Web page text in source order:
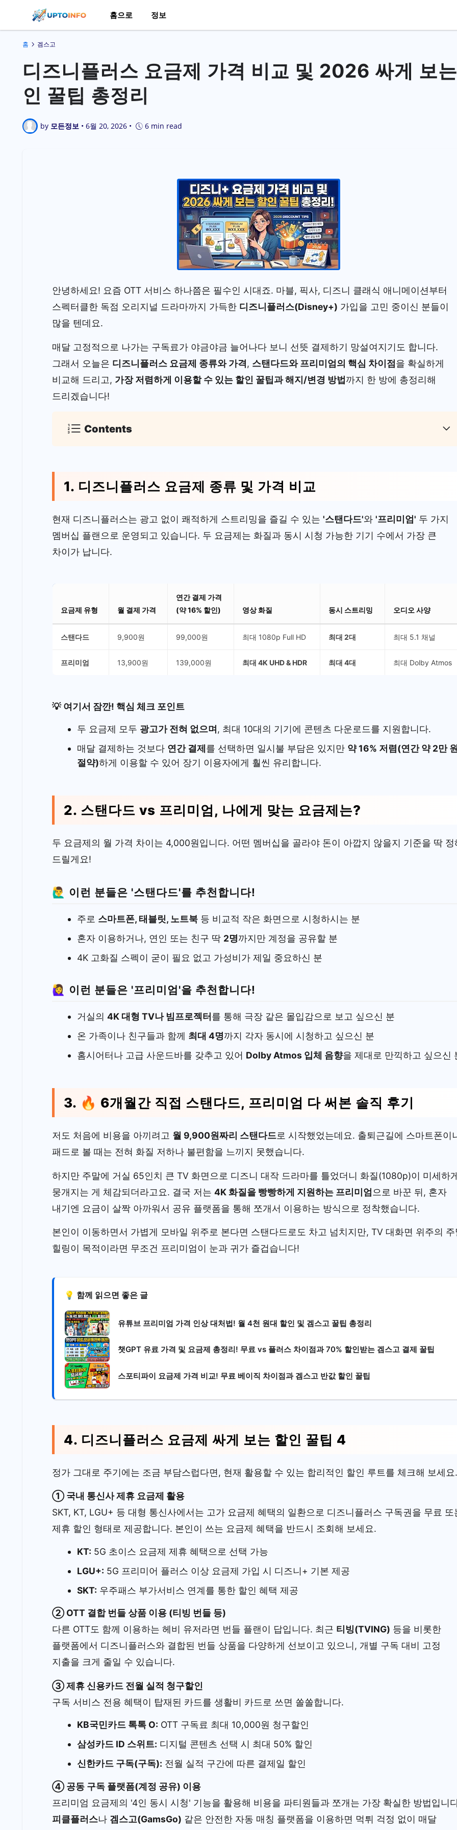
홈으로 정보
홈 겜스고
디즈니플러스 요금제 가격 비교 및 2026 싸게 보
인 꿀팁 총정리
by 모든정보 • 6월 20, 2026 • 6 min read
안녕하세요! 요즘 OTT 서비스 하나쯤은 필수인 시대죠. 마블, 픽사, 디즈니 클래식 애니메이션부터
스펙터클한 독점 오리지널 드라마까지 가득한 디즈니플러스(Disney+) 가입을 고민 중이신 분들이
많을 텐데요.
매달 고정적으로 나가는 구독료가 야금야금 늘어나다 보니 선뜻 결제하기 망설여지기도 합니다.
그래서 오늘은 디즈니플러스 요금제 종류와 가격, 스탠다드와 프리미엄의 핵심 차이점을 확실하게
비교해 드리고, 가장 저렴하게 이용할 수 있는 할인 꿀팁과 해지/변경 방법 까지 한 방에 총정리해
드리겠습니다!
Contents
1. 디즈니플러스 요금제 종류 및 가격 비교
현재 디즈니플러스는 광고 없이 쾌적하게 스트리밍을 즐길 수 있는 '스탠다드'와 '프리미엄' 두 가지
멤버십 플랜으로 운영되고 있습니다. 두 요금제는 화질과 동시 시청 가능한 기기 수에서 가장 큰
차이가 납니다.
요금제 유형 월 결제 가격
연간 결제 가격
(약 16% 할인)
영상 화질 동시 스트리밍 오디오 사양
스탠다드 9,900원 99,000원 최대 1080p Full HD 최대 2대 최대 5.1 채널
프리미엄 13,900원 139,000원 최대 4K UHD & HDR 최대 4대 최대 Dolby Atmos
💡 여기서 잠깐! 핵심 체크 포인트
두 요금제 모두 광고가 전혀 없으며 , 최대 10대의 기기에 콘텐츠 다운로드를 지원합니다.
매달 결제하는 것보다 연간 결제 를 선택하면 일시불 부담은 있지만 약 16% 저렴(연간 약 2만
절약)하게 이용할 수 있어 장기 이용자에게 훨씬 유리합니다.
2. 스탠다드 vs 프리미엄, 나에게 맞는 요금제는?
두 요금제의 월 가격 차이는 4,000원입니다. 어떤 멤버십을 골라야 돈이 아깝지 않을지 기준을 딱 정
드릴게요!
🙋‍♂️ 이런 분들은 '스탠다드'를 추천합니다!
주로 스마트폰, 태블릿, 노트북 등 비교적 작은 화면으로 시청하시는 분
혼자 이용하거나, 연인 또는 친구 딱 2명까지만 계정을 공유할 분
4K 고화질 스펙이 굳이 필요 없고 가성비가 제일 중요하신 분
🙋‍♀️ 이런 분들은 '프리미엄'을 추천합니다!
거실의4K 대형 TV나 빔프로젝터 를 통해 극장 같은 몰입감으로 보고 싶으신 분
온 가족이나 친구들과 함께 최대 4명까지 각자 동시에 시청하고 싶으신 분
홈시어터나 고급 사운드바를 갖추고 있어 Dolby Atmos 입체 음향을 제대로 만끽하고 싶으신
3. 🔥 6개월간 직접 스탠다드, 프리미엄 다 써본 솔직 후기
저도 처음에 비용을 아끼려고 월 9,900원짜리 스탠다드로 시작했었는데요. 출퇴근길에 스마트폰이
패드로 볼 때는 전혀 화질 저하나 불편함을 느끼지 못했습니다.
하지만 주말에 거실 65인치 큰 TV 화면으로 디즈니 대작 드라마를 틀었더니 화질(1080p)이 미세하
뭉개지는 게 체감되더라고요. 결국 저는 4K 화질을 빵빵하게 지원하는 프리미엄 으로 바꾼 뒤, 혼자
내기엔 요금이 살짝 아까워서 공유 플랫폼을 통해 쪼개서 이용하는 방식으로 정착했습니다.
본인이 이동하면서 가볍게 모바일 위주로 본다면 스탠다드로도 차고 넘치지만, TV 대화면 위주의 주
힐링이 목적이라면 무조건 프리미엄이 눈과 귀가 즐겁습니다!
💡 함께 읽으면 좋은 글
유튜브 프리미엄 가격 인상 대처법! 월 4천 원대 할인 및 겜스고 꿀팁 총정리
챗GPT 유료 가격 및 요금제 총정리! 무료 vs 플러스 차이점과 70% 할인받는 겜스고 결제 꿀팁
스포티파이 요금제 가격 비교! 무료 베이직 차이점과 겜스고 반값 할인 꿀팁
4. 디즈니플러스 요금제 싸게 보는 할인 꿀팁 4
정가 그대로 주기에는 조금 부담스럽다면, 현재 활용할 수 있는 합리적인 할인 루트를 체크해 보세요.
① 국내 통신사 제휴 요금제 활용
SKT, KT, LGU+ 등 대형 통신사에서는 고가 요금제 혜택의 일환으로 디즈니플러스 구독권을 무료 또
제휴 할인 형태로 제공합니다. 본인이 쓰는 요금제 혜택을 반드시 조회해 보세요.
KT: 5G 초이스 요금제 제휴 혜택으로 선택 가능
LGU+: 5G 프리미어 플러스 이상 요금제 가입 시 디즈니+ 기본 제공
SKT: 우주패스 부가서비스 연계를 통한 할인 혜택 제공
② OTT 결합 번들 상품 이용 (티빙 번들 등)
다른 OTT도 함께 이용하는 헤비 유저라면 번들 플랜이 답입니다. 최근 티빙(TVING) 등을 비롯한
플랫폼에서 디즈니플러스와 결합된 번들 상품을 다양하게 선보이고 있으니, 개별 구독 대비 고정
지출을 크게 줄일 수 있습니다.
③ 제휴 신용카드 전월 실적 청구할인
구독 서비스 전용 혜택이 탑재된 카드를 생활비 카드로 쓰면 쏠쏠합니다.
KB국민카드 톡톡 O: OTT 구독료 최대 10,000원 청구할인
삼성카드 ID 스위트: 디지털 콘텐츠 선택 시 최대 50% 할인
신한카드 구독(구독): 전월 실적 구간에 따른 결제일 할인
④ 공동 구독 플랫폼(계정 공유) 이용
프리미엄 요금제의 '4인 동시 시청' 기능을 활용해 비용을 파티원들과 쪼개는 가장 확실한 방법입니
피클플러스나 겜스고(GamsGo) 같은 안전한 자동 매칭 플랫폼을 이용하면 먹튀 걱정 없이 매달